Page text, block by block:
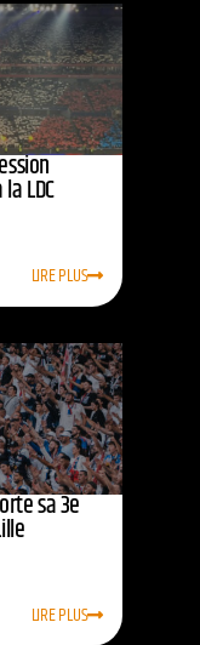
LDC
LIRE PLUS
sa 3e
LIRE PLUS